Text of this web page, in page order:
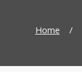
Home /